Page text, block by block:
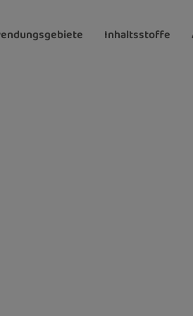
Inhaltsstoffe